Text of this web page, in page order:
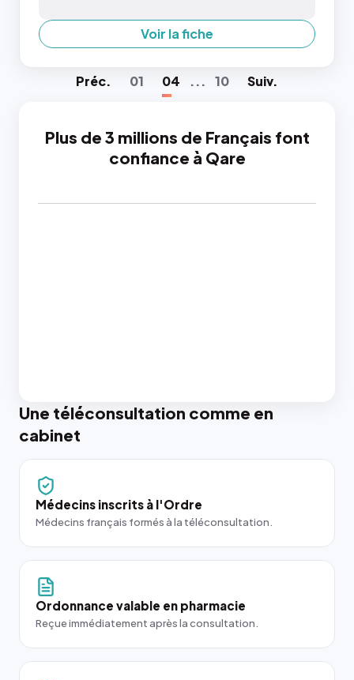
Voir la fiche
Préc. 01 04 ... 10 Suiv.
Plus de 3 millions de Français font
confiance à Qare
Une téléconsultation comme en
cabinet
Médecins inscrits à l'Ordre
Médecins français formés à la téléconsultation.
Ordonnance valable en pharmacie
Reçue immédiatement après la consultation.